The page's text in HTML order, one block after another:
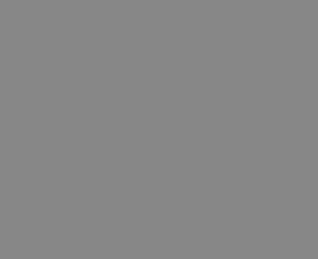
en el
de propósito
las variables
es un número
usa puede ser
es
del
no da como
el
de
sitio. Registra
de